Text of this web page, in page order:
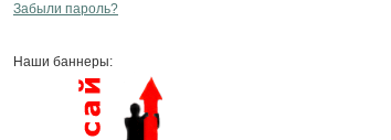
Забыли пароль?
Наши баннеры: